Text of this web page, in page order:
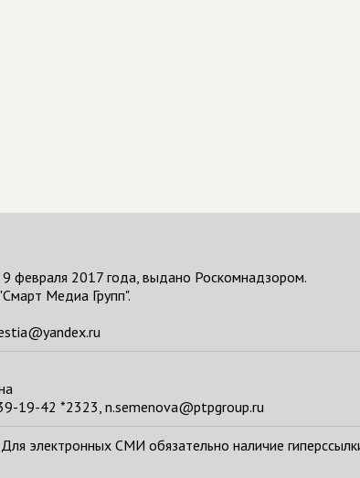
2017 года, выдано Роскомнадзором.
Медиа Групп".
19-42 *2323, n.semenova@ptpgroup.ru
электронных СМИ обязательно наличие